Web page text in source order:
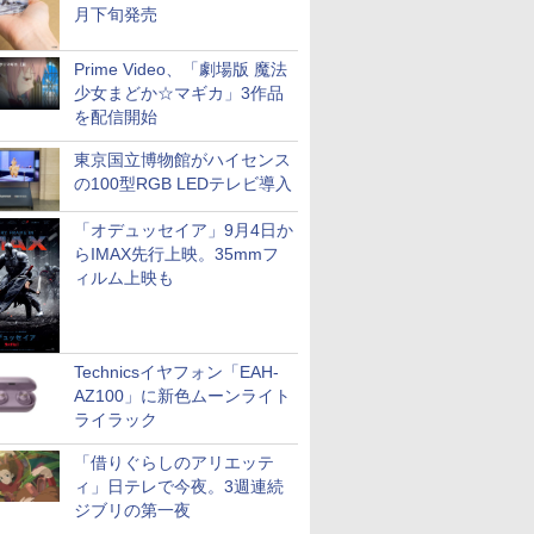
月下旬発売
Prime Video、「劇場版 魔法
少女まどか☆マギカ」3作品
を配信開始
東京国立博物館がハイセンス
の100型RGB LEDテレビ導入
「オデュッセイア」9月4日か
らIMAX先行上映。35mmフ
ィルム上映も
Technicsイヤフォン「EAH-
AZ100」に新色ムーンライト
ライラック
「借りぐらしのアリエッテ
ィ」日テレで今夜。3週連続
ジブリの第一夜